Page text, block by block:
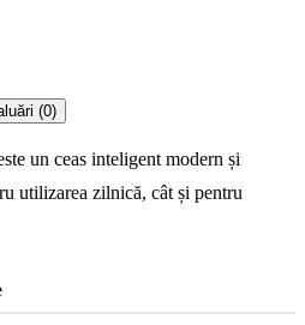
(0)
un ceas inteligent modern și
utilizarea zilnică, cât și pentru